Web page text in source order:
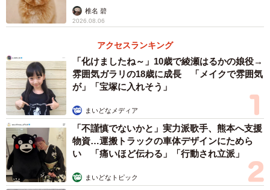
椎名 碧
2026.08.06
アクセスランキング
「化けましたね～」10歳で綾瀬はるかの娘役→
雰囲気ガラリの18歳に成長 「メイクで雰囲気
が」「宝塚に入れそう」
まいどなメディア
「不謹慎でないかと」実力派歌手、熊本へ支援
物資…運搬トラックの車体デザインにためら
い 「痛いほど伝わる」「行動され立派」
まいどなトピック